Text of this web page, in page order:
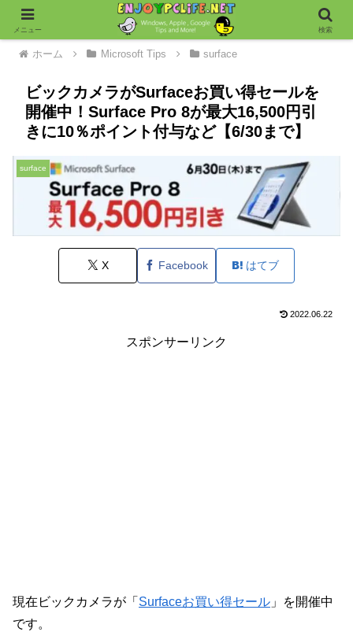
ホーム Microsoft Tips surface
ビックカメラがSurfaceお買い得セールを
開催中！Surface Pro 8が最大16,500円引
きに10％ポイント付与など【6/30まで】
surface
X Facebook はてブ
2022.06.22
スポンサーリンク
現在ビックカメラが「 Surfaceお買い得セール 」を開催中
です。
メニュー 検索